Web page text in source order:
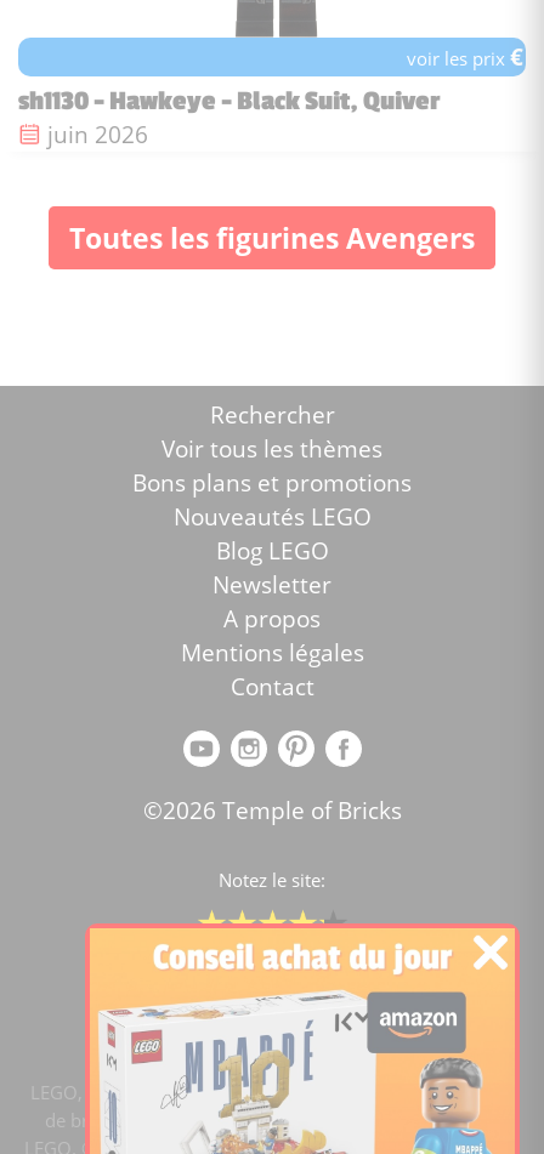
voir les prix€
sh1130 - Hawkeye - Black Suit, Quiver
Date de sortie :
juin 2026
Toutes les figurines Avengers
Rechercher
Voir tous les thèmes
Bons plans et promotions
Nouveautés LEGO
Blog LEGO
Newsletter
A propos
Mentions légales
Contact
©2026 Temple of Bricks
Notez le site:
Comparateur de prix Lego
4.2/5 -15446notes
LEGO, le logo LEGO, la figurine LEGO et les configurations
de briques sont des marques commerciales du groupe
LEGO. ©2020 The LEGO Group. Templeofbricks.com est un